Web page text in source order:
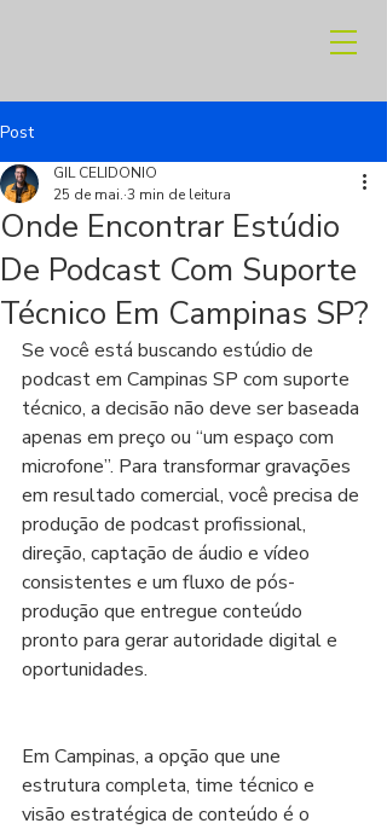
Post
Onde Encontrar Estúdio
De Podcast Com Suporte
Técnico Em Campinas SP?
GIL CELIDONIO
25 de mai. 3 min de leitura
Se você está buscando estúdio de
podcast em Campinas SP com suporte
técnico, a decisão não deve ser baseada
apenas em preço ou “um espaço com
microfone”. Para transformar gravações
em resultado comercial, você precisa de
produção de podcast profissional,
direção, captação de áudio e vídeo
consistentes e um fluxo de pós-
produção que entregue conteúdo
pronto para gerar autoridade digital e
oportunidades.
Em Campinas, a opção que une
estrutura completa, time técnico e
visão estratégica de conteúdo é o